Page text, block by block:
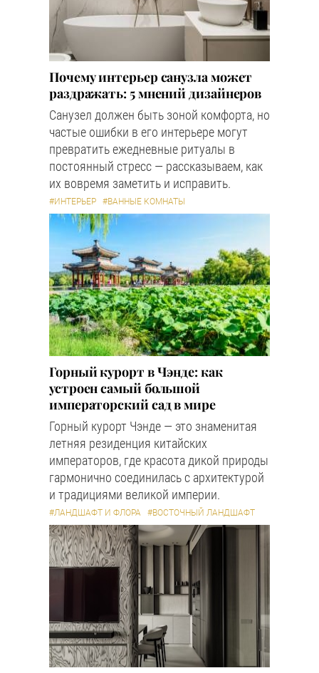
Почему интерьер санузла может
раздражать: 5 мнений дизайнеров
Санузел должен быть зоной комфорта, но
частые ошибки в его интерьере могут
превратить ежедневные ритуалы в
постоянный стресс — рассказываем, как
их вовремя заметить и исправить.
#ИНТЕРЬЕР #ВАННЫЕ КОМНАТЫ
Горный курорт в Чэнде: как
устроен самый большой
императорский сад в мире
Горный курорт Чэнде — это знаменитая
летняя резиденция китайских
императоров, где красота дикой природы
гармонично соединилась с архитектурой
и традициями великой империи.
#ЛАНДШАФТ И ФЛОРА #ВОСТОЧНЫЙ ЛАНДШАФТ